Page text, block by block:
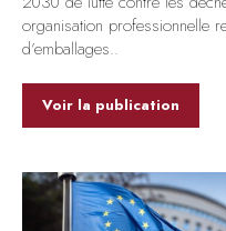
organisation professionnelle
d’emballages..
Voir la publication